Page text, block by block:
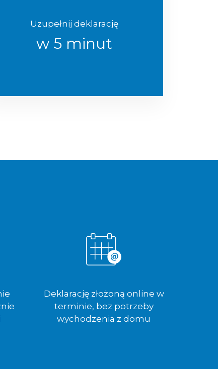
Uzupełnij deklarację
w 5 minut
Deklarację złożoną online w
terminie, bez potrzeby
wychodzenia z domu